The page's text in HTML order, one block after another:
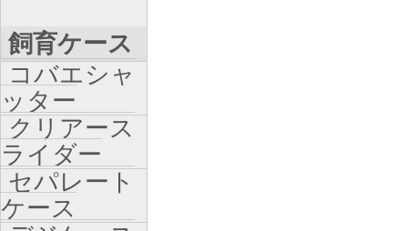
飼育ケース
コバエシャ
ッター
クリアース
ライダー
セパレート
ケース